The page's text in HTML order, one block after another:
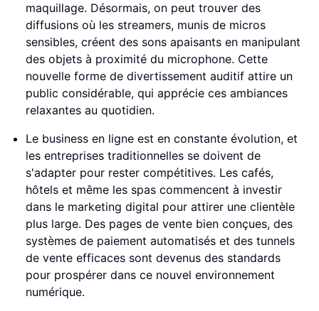
maquillage. Désormais, on peut trouver des
diffusions où les streamers, munis de micros
sensibles, créent des sons apaisants en manipulant
des objets à proximité du microphone. Cette
nouvelle forme de divertissement auditif attire un
public considérable, qui apprécie ces ambiances
relaxantes au quotidien.
Le business en ligne est en constante évolution, et
les entreprises traditionnelles se doivent de
s'adapter pour rester compétitives. Les cafés,
hôtels et même les spas commencent à investir
dans le marketing digital pour attirer une clientèle
plus large. Des pages de vente bien conçues, des
systèmes de paiement automatisés et des tunnels
de vente efficaces sont devenus des standards
pour prospérer dans ce nouvel environnement
numérique.